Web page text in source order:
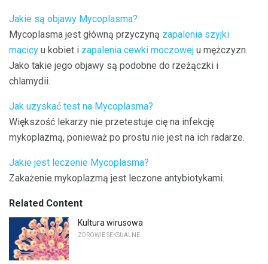
Jakie są objawy Mycoplasma?
Mycoplasma jest główną przyczyną zapalenia szyjki
macicy u kobiet i zapalenia cewki moczowej u mężczyzn.
Jako takie jego objawy są podobne do rzeżączki i
chlamydii.
Jak uzyskać test na Mycoplasma?
Większość lekarzy nie przetestuje cię na infekcję
mykoplazmą, ponieważ po prostu nie jest na ich radarze.
Jakie jest leczenie Mycoplasma?
Zakażenie mykoplazmą jest leczone antybiotykami.
Related Content
Kultura wirusowa
ZDROWIE SEKSUALNE